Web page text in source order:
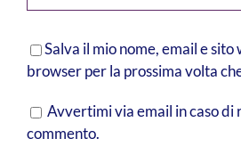
Salva il mio nome, email e sito
browser per la prossima volta
Avvertimi via email in caso di
commento.